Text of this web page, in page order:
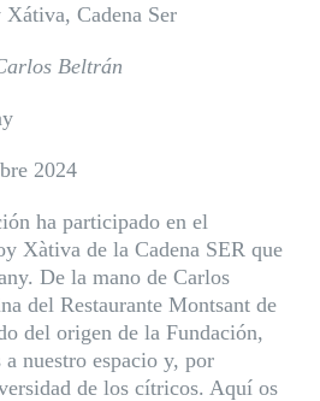
Cadena Ser
Beltrán
2024
ha participado en el
Xàtiva de la Cadena SERque
De la mano de Carlos
del Restaurante Montsant de
del origen de la Fundación,
nuestro espacio y, por
de los cítricos. Aquí os